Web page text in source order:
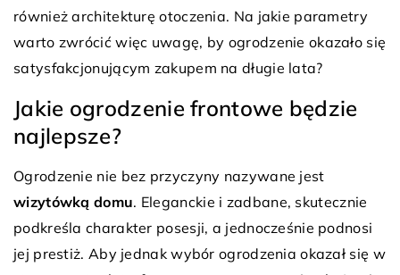
również architekturę otoczenia. Na jakie parametry
warto zwrócić więc uwagę, by ogrodzenie okazało się
satysfakcjonującym zakupem na długie lata?
Jakie ogrodzenie frontowe będzie
najlepsze?
Ogrodzenie nie bez przyczyny nazywane jest
wizytówką domu. Eleganckie i zadbane, skutecznie
podkreśla charakter posesji, a jednocześnie podnosi
jej prestiż. Aby jednak wybór ogrodzenia okazał się w